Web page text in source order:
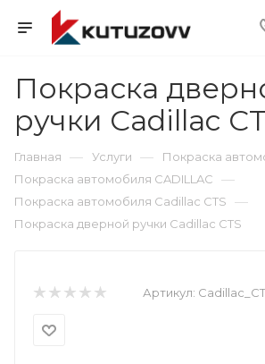
Покраска
ручки Cadillac
Главная — Услуги — Покраска
Покраска автомобиля CADILLAC —
Покраска автомобиля Cadillac CTS —
Покраска дверной ручки Cadillac CTS
Артикул: